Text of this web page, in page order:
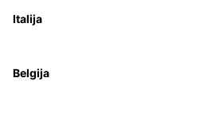
Italija
Belgija